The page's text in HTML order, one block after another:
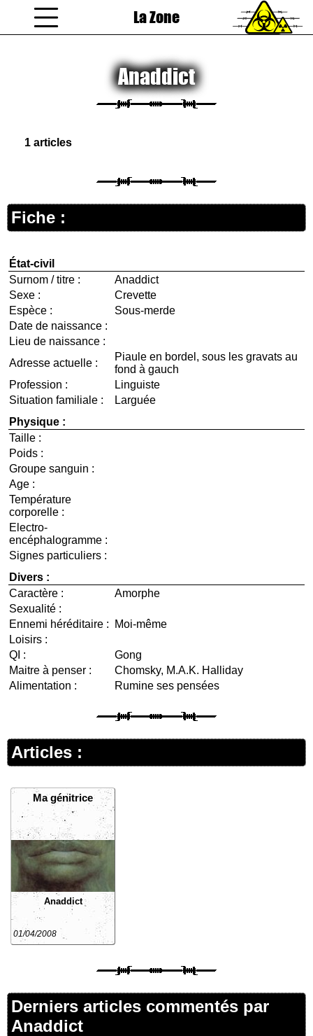
La Zone
Anaddict
1 articles
Fiche :
État-civil
Surnom / titre :
Anaddict
Sexe :
Crevette
Espèce :
Sous-merde
Date de naissance :
Lieu de naissance :
Adresse actuelle :
Piaule en bordel, sous les gravats au
fond à gauch
Profession :
Linguiste
Situation familiale :
Larguée
Physique :
Taille :
Poids :
Groupe sanguin :
Age :
Température
corporelle :
Electro-
encéphalogramme :
Signes particuliers :
Divers :
Caractère :
Amorphe
Sexualité :
Ennemi héréditaire :
Moi-même
Loisirs :
QI :
Gong
Maitre à penser :
Chomsky, M.A.K. Halliday
Alimentation :
Rumine ses pensées
Articles :
Ma génitrice
Anaddict
01/04/2008
Derniers articles commentés par
Anaddict